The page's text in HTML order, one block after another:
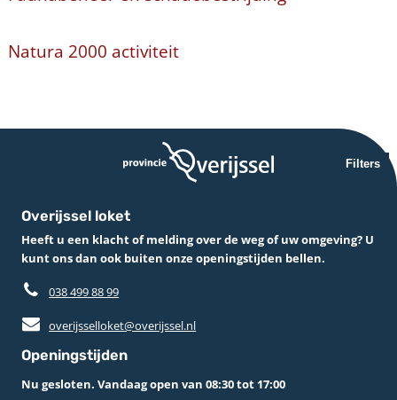
Natura 2000 activiteit
Filters
Overijssel loket
Heeft u een klacht of melding over de weg of uw omgeving? U
kunt ons dan ook buiten onze openingstijden bellen.
038 499 88 99
overijsselloket@overijssel.nl
Openingstijden
Nu gesloten. Vandaag open van 08:30 tot 17:00